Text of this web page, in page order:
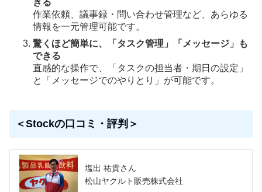
きる
作業依頼、議事録・問い合わせ管理など、あらゆる
情報を一元管理可能です。
驚くほど簡単に、「タスク管理」「メッセージ」も
できる
直感的な操作で、「タスクの担当者・期日の設定」
と「メッセージでのやりとり」が可能です。
＜Stockの口コミ・評判＞
塩出 祐貴さん
松山ヤクルト販売株式会社